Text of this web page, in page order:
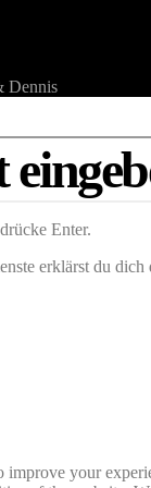
Dennis
Enter.
erklärst du
improve your